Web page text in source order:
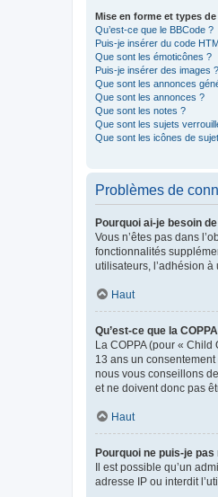
Mise en forme et types
Qu’est-ce que le BBCode ?
Puis-je insérer du code
Que sont les émoticônes ?
Puis-je insérer des images ?
Que sont les annonces
Que sont les annonces ?
Que sont les notes ?
Que sont les sujets
Que sont les icônes de
Problèmes de
Pourquoi ai-je besoin
Vous n’êtes pas dans
fonctionnalités
utilisateurs, l’adhésion à
Haut
Qu’est-ce que la
La COPPA (pour «
13 ans un
nous vous conseillons
et ne doivent donc pas
Haut
Pourquoi ne puis-je pas
Il est possible qu’un
adresse IP ou interdit